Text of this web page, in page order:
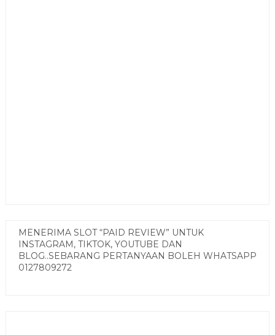
MENERIMA SLOT “PAID REVIEW” UNTUK
INSTAGRAM, TIKTOK, YOUTUBE DAN
BLOG..SEBARANG PERTANYAAN BOLEH WHATSAPP
0127809272